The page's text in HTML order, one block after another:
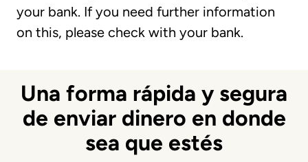
your bank. If you need further information
on this, please check with your bank.
Una forma rápida y segura
de enviar dinero en donde
sea que estés